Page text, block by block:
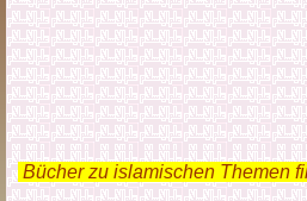
Bücher zu islamischen Themen